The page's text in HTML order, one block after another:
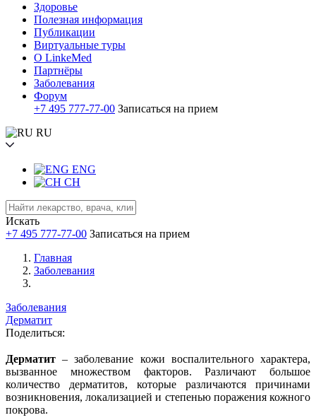
Здоровье
Полезная информация
Публикации
Виртуальные туры
О LinkeMed
Партнёры
Заболевания
Форум
+7 495 777-77-00 Записаться на прием
RU
ENG
CH
Искать
+7 495 777-77-00 Записаться на прием
Главная
Заболевания
Заболевания
Дерматит
Поделиться:
Дерматит – заболевание кожи воспалительного характера,
вызванное множеством факторов. Различают большое
количество дерматитов, которые различаются причинами
возникновения, локализацией и степенью поражения кожного
покрова.